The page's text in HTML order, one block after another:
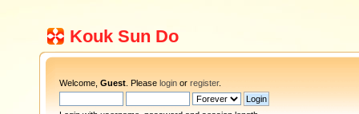
Kouk Sun Do
Welcome, Guest . Please login or register.